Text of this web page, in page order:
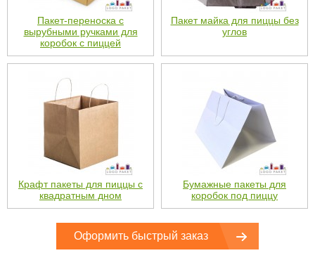
Пакет-переноска с
вырубными ручками для
коробок с пиццей
Пакет майка для пиццы без
углов
Крафт пакеты для пиццы с
квадратным дном
Бумажные пакеты для
коробок под пиццу
Оформить быстрый заказ